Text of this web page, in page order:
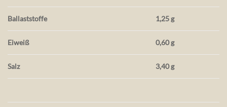
Ballaststoffe 1,25 g
Eiweiß 0,60 g
Salz 3,40 g